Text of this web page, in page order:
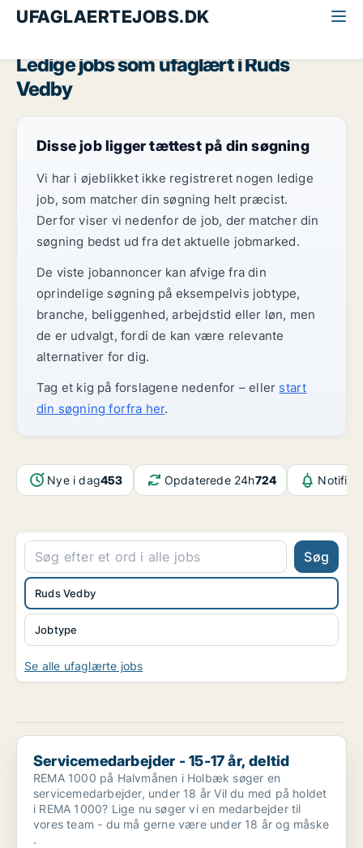
UFAGLAERTEJOBS.DK
Ledige jobs som ufaglært i Ruds
Vedby
Disse job ligger tættest på din søgning
Vi har i øjeblikket ikke registreret nogen ledige
job, som matcher din søgning helt præcist.
Derfor viser vi nedenfor de job, der matcher din
søgning bedst ud fra det aktuelle jobmarked.
De viste jobannoncer kan afvige fra din
oprindelige søgning på eksempelvis jobtype,
branche, beliggenhed, arbejdstid eller løn, men
de er udvalgt, fordi de kan være relevante
alternativer for dig.
Tag et kig på forslagene nedenfor – eller start
din søgning forfra her.
Nye i dag453 Opdaterede 24h724
Søg
Jobtype
Ruds Vedby
Se alle ufaglærte jobs
Servicemedarbejder - 15-17 år, deltid
Servicemedarbejder - 15-17 år, deltid
REMA 1000 på Halvmånen i Holbæk søger en
servicemedarbejder, under 18 år Vil du med på holdet
i REMA 1000? Lige nu søger vi en medarbejder til
vores team - du må gerne være under 18 år og måske
.